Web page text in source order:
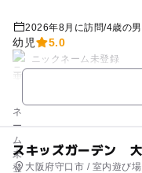
2026年8月に訪問/4歳の
幼児 5.0
ニックネーム未登録
乗り物が追加料金不要で
スキッズガーデン
大阪府守口市 / 室内遊び場